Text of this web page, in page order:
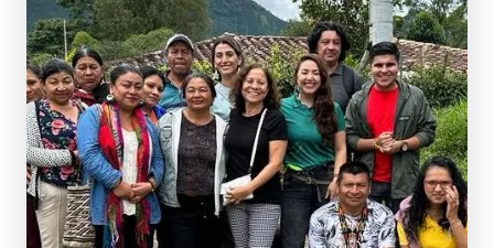
Pérou
Philippines
Sainte-Lucie
Sénégal